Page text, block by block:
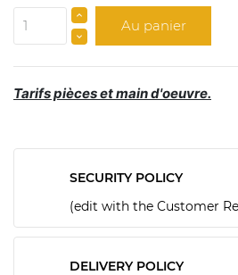
Au panier
Tarifs pièces et main d'oeuvre.
SECURITY POLICY
(edit with the Customer
DELIVERY POLICY